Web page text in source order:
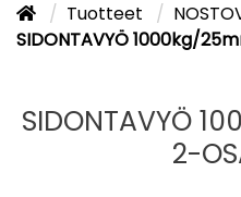
Tuotteet
SIDONTAVYÖ 1000kg/
SIDONTAVYÖ
2-